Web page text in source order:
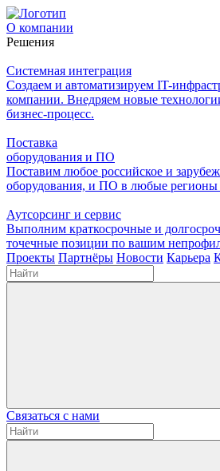
О компании
Решения
Системная интеграция
Создаем и автоматизируем IT-
компании. Внедряем новые
бизнес-процесс.
Поставка
оборудования и ПО
Поставим любое российское и
оборудования, и ПО в любые регионы
Аутсорсинг и сервис
Выполним краткосрочные и
точечные позиции по вашим
Проекты Партнёры Новости Карьера
Связаться с нами